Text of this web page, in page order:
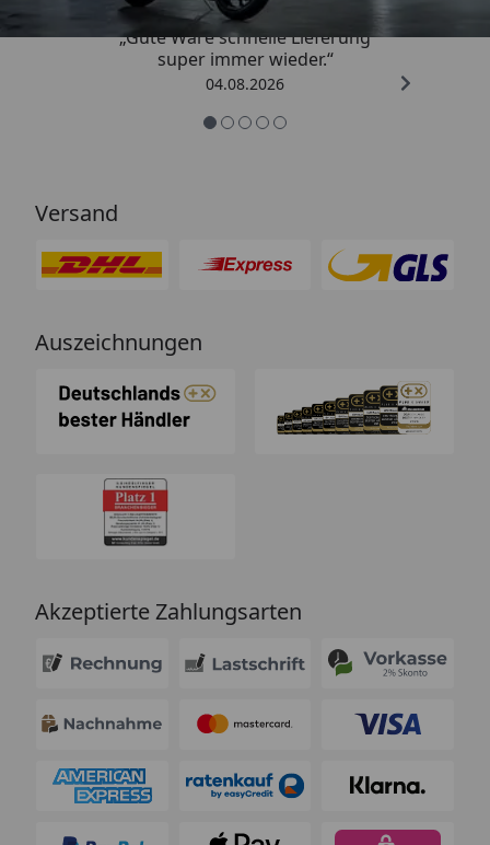
„Gute Ware schnelle Lieferung
super immer wieder.“
04.08.2026
Versand
Auszeichnungen
Akzeptierte Zahlungsarten